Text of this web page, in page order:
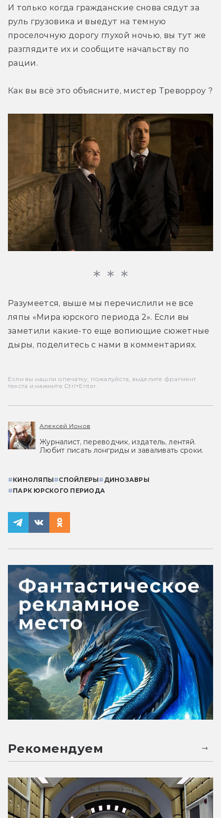
И только когда гражданские снова сядут за
руль грузовика и выедут на темную
проселочную дорогу глухой ночью, вы тут же
разглядите их и сообщите начальству по
рации.
Как вы всё это объясните, мистер Треворроу ?
Разумеется, выше мы перечислили не все
ляпы «Мира юрского периода 2». Если вы
заметили какие-то еще вопиющие сюжетные
дыры, поделитесь с нами в комментариях.
Если вы нашли опечатку, пожалуйста, выделите фрагмент
текста и нажмите Ctrl+Enter.
Алексей Ионов
Журналист, переводчик, издатель, лентяй.
Любит писать лонгриды и заваливать сроки.
#КИНОЛЯПЫ#СПОЙЛЕРЫ# ДИНОЗАВРЫ
#ПАРК ЮРСКОГО ПЕРИОДА
Рекомендуем